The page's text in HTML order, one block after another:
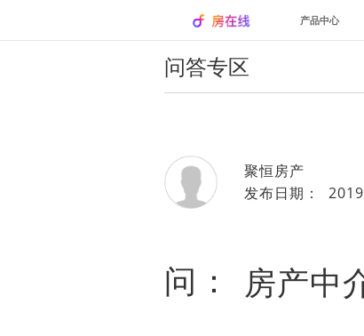
产品中心
问答专区
聚恒房产
发布日期：
问： 房产中